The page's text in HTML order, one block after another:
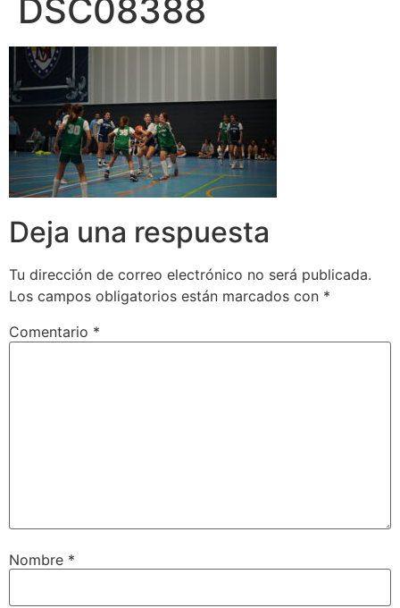
DSC08388
Deja una respuesta
Tu dirección de correo electrónico no será publicada.
Los campos obligatorios están marcados con *
Comentario *
Nombre *